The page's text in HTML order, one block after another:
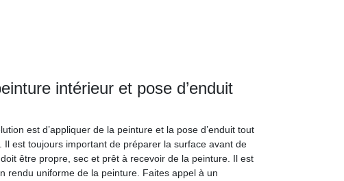
intérieur et pose d’enduit
est d’appliquer de la peinture et la pose d’enduit tout
est toujours important de préparer la surface avant de
être propre, sec et prêt à recevoir de la peinture. Il est
rendu uniforme de la peinture. Faites appel à un